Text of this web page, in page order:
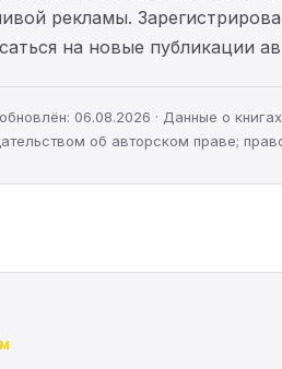
рекламы.
на новые публикации
06.08.2026 · Данные о
об авторском праве;